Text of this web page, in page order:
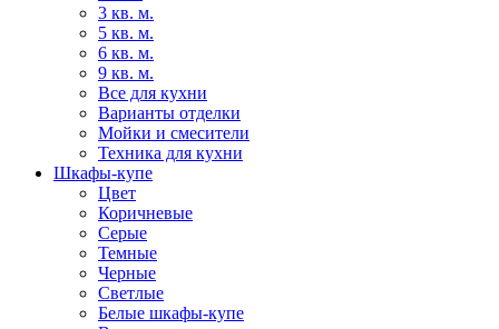
3 кв. м.
5 кв. м.
6 кв. м.
9 кв. м.
Все для кухни
Варианты отделки
Мойки и смесители
Техника для кухни
Шкафы-купе
Цвет
Коричневые
Серые
Темные
Черные
Светлые
Белые шкафы-купе